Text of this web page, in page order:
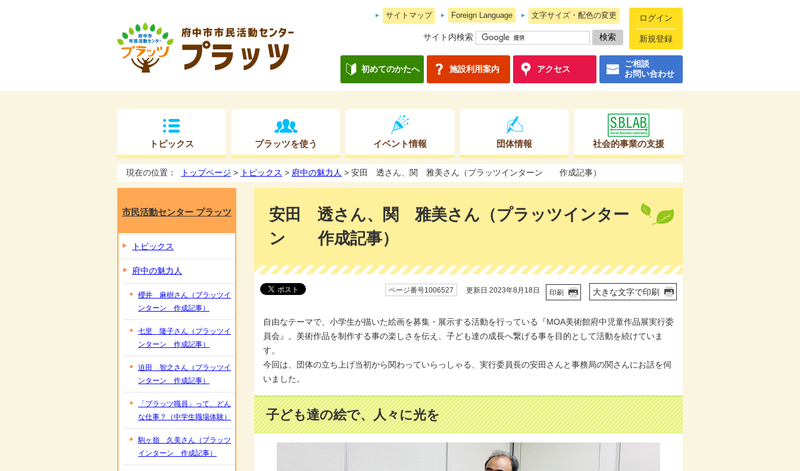
サイトマップ Foreign Language 文字サイズ・配色の変更 ログイン
新規登録
サイト内検索
初めてのかたへ 施設利用案内 アクセス
ご相談
お問い合わせ
トピックス プラッツを使う イベント情報 団体情報 社会的事業の支援
現在の位置： トップページ > トピックス > 府中の魅力人 > 安田 透さん、関 雅美さん（プラッツインターン 作成記事）
安田 透さん、関 雅美さん（プラッツインター
ン 作成記事）
ページ番号1006527 更新日 2023年8月18日 印刷 大きな文字で印刷
自由なテーマで、小学生が描いた絵画を募集・展示する活動を行っている『MOA美術館府中児童作品展実行委
員会』。美術作品を制作する事の楽しさを伝え、子ども達の成長へ繋げる事を目的として活動を続けていま
す。
今回は、団体の立ち上げ当初から関わっていらっしゃる、実行委員長の安田さんと事務局の関さんにお話を伺
いました。
子ども達の絵で、人々に光を
市民活動センター プラッツ
トピックス
府中の魅力人
櫻井 麻樹さん（プラッツイ
ンターン 作成記事）
七里 隆子さん（プラッツイ
ンターン 作成記事）
迫田 智之さん（プラッツイ
ンターン 作成記事）
「プラッツ職員」って、どん
な仕事？（中学生職場体験）
駒ヶ嶺 久美さん（プラッツ
インターン 作成記事）